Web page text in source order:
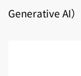
Generative AI